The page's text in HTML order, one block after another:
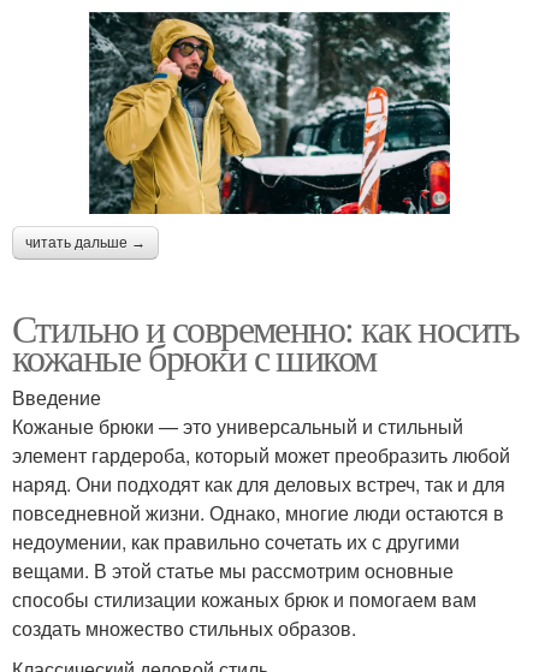
читать дальше →
Стильно и современно: как носить
кожаные брюки с шиком
Введение
Кожаные брюки — это универсальный и стильный
элемент гардероба, который может преобразить любой
наряд. Они подходят как для деловых встреч, так и для
повседневной жизни. Однако, многие люди остаются в
недоумении, как правильно сочетать их с другими
вещами. В этой статье мы рассмотрим основные
способы стилизации кожаных брюк и помогаем вам
создать множество стильных образов.